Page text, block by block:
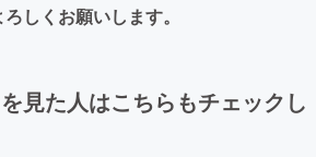
しくお願いします。
見た人はこちらもチェックし